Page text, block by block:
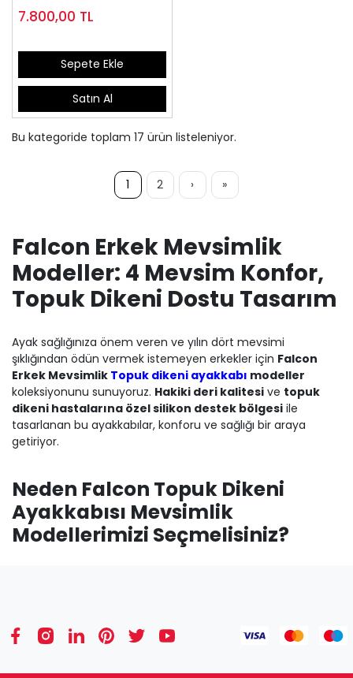
7.800,00 TL
Sepete Ekle
Satın Al
Bu kategoride toplam 17 ürün listeleniyor.
1 2 › »
Falcon Erkek Mevsimlik
Modeller: 4 Mevsim Konfor,
Topuk Dikeni Dostu Tasarım
Ayak sağlığınıza önem veren ve yılın dört mevsimi
şıklığından ödün vermek istemeyen erkekler için Falcon
Erkek Mevsimlik Topuk dikeni ayakkabı modeller
koleksiyonunu sunuyoruz. Hakiki deri kalitesi ve topuk
dikeni hastalarına özel silikon destek bölgesi ile
tasarlanan bu ayakkabılar, konforu ve sağlığı bir araya
getiriyor.
Neden Falcon Topuk Dikeni
Ayakkabısı Mevsimlik
Modellerimizi Seçmelisiniz?
terlemeyi azaltır ve her mevsimde maksimum
rahatlık sunar.